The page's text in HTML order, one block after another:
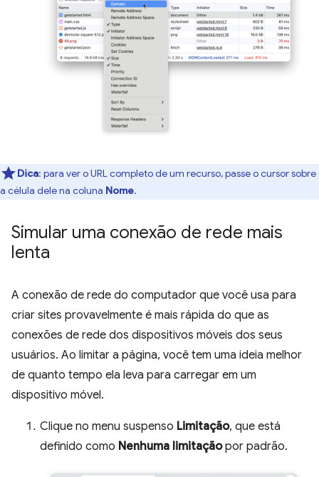
Dica: para ver o URL completo de um recurso, passe o cursor sobre
a célula dele na coluna Nome.
Simular uma conexão de rede mais
lenta
A conexão de rede do computador que você usa para
criar sites provavelmente é mais rápida do que as
conexões de rede dos dispositivos móveis dos seus
usuários. Ao limitar a página, você tem uma ideia melhor
de quanto tempo ela leva para carregar em um
dispositivo móvel.
Clique no menu suspenso Limitação, que está
definido como Nenhuma limitaçãopor padrão.